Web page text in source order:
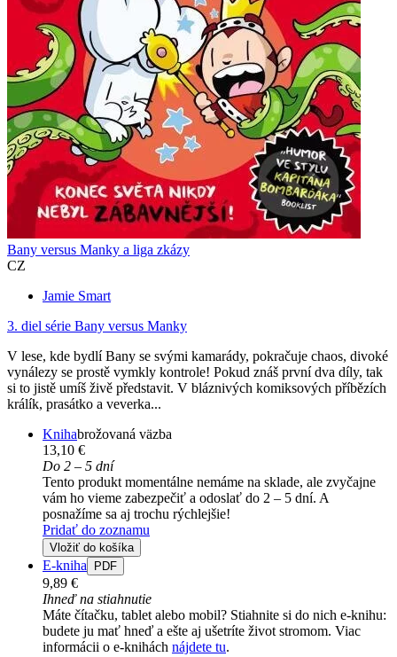
Bany versus Manky a liga zkázy
CZ
Jamie Smart
3. diel série Bany versus Manky
V lese, kde bydlí Bany se svými kamarády, pokračuje chaos, divoké
vynálezy se prostě vymkly kontrole! Pokud znáš první dva díly, tak
si to jistě umíš živě představit. V bláznivých komiksových příbězích
králík, prasátko a veverka...
Knihabrožovaná väzba
13,10 €
Do 2 – 5 dní
Tento produkt momentálne nemáme na sklade, ale zvyčajne
vám ho vieme zabezpečiť a odoslať do 2 – 5 dní. A
posnažíme sa aj trochu rýchlejšie!
Pridať do zoznamu
Vložiť do košíka
E-kniha PDF
9,89 €
Ihneď na stiahnutie
Máte čítačku, tablet alebo mobil? Stiahnite si do nich e-knihu:
budete ju mať hneď a ešte aj ušetríte život stromom. Viac
informácii o e-knihách nájdete tu.